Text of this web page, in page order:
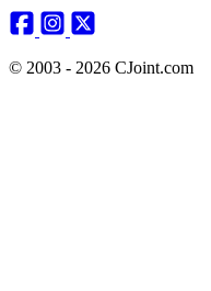
© 2003 - 2026 CJoint.com